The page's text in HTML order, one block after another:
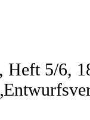
Heft 5/6,